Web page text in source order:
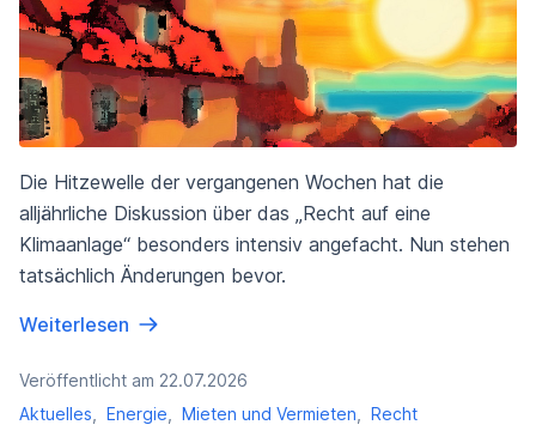
Die Hitzewelle der vergangenen Wochen hat die
alljährliche Diskussion über das „Recht auf eine
Klimaanlage“ besonders intensiv angefacht. Nun stehen
tatsächlich Änderungen bevor.
Weiterlesen
Veröffentlicht am 22.07.2026
Aktuelles
Energie Mieten und Vermieten Recht